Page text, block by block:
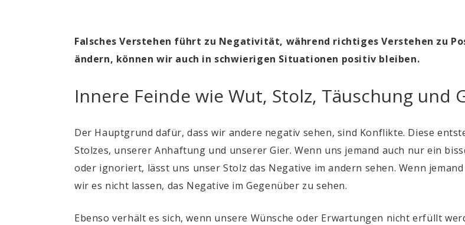
Falsches Verstehen führt zu Negativität, während richtiges Verstehen zu
ändern, können wir auch in schwierigen Situationen positiv bleiben.
Innere Feinde wie Wut, Stolz, Täuschung und
Der Hauptgrund dafür, dass wir andere negativ sehen, sind Konflikte. Diese
Stolzes, unserer Anhaftung und unserer Gier. Wenn uns jemand auch nur ein
oder ignoriert, lässt uns unser Stolz das Negative im andern sehen. Wenn
wir es nicht lassen, das Negative im Gegenüber zu sehen.
Ebenso verhält es sich, wenn unsere Wünsche oder Erwartungen nicht erfüllt